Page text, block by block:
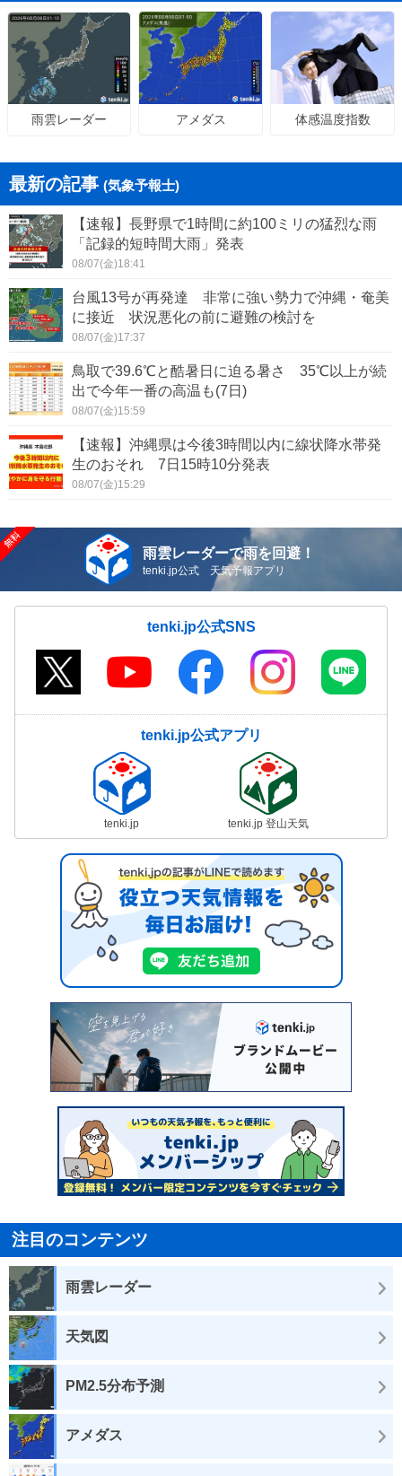
雨雲レーダー アメダス 体感温度指数
最新の記事 (気象予報士)
【速報】長野県で1時間に約100ミリの猛烈な雨
「記録的短時間大雨」発表
08/07(金)18:41
台風13号が再発達 非常に強い勢力で沖縄・奄美
に接近 状況悪化の前に避難の検討を
08/07(金)17:37
鳥取で39.6℃と酷暑日に迫る暑さ 35℃以上が続
出で今年一番の高温も(7日)
08/07(金)15:59
【速報】沖縄県は今後3時間以内に線状降水帯発
生のおそれ 7日15時10分発表
08/07(金)15:29
雨雲レーダーで雨を回避！
tenki.jp公式 天気予報アプリ
tenki.jp公式SNS
tenki.jp公式アプリ
tenki.jp tenki.jp 登山天気
注目のコンテンツ
雨雲レーダー
天気図
PM2.5分布予測
アメダス